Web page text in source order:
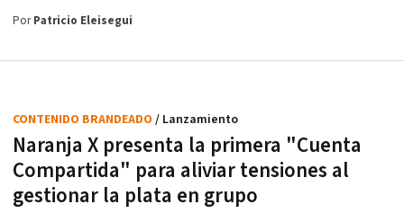
PorPatricio Eleisegui
Naranja X presenta la primera "Cuenta
Compartida" para aliviar tensiones al
gestionar la plata en grupo
CONTENIDO BRANDEADO / Lanzamiento